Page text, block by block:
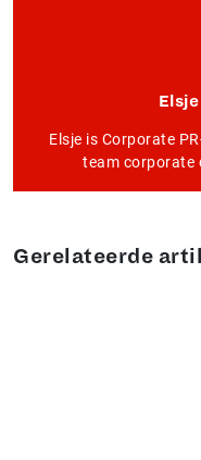
Elsje is Corporate
team corporate
Gerelateerde